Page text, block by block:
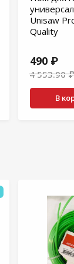
Unisaw
Quality
490 ₽
4 553.90
В